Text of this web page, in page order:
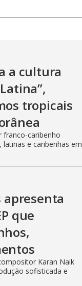
a cultura
tropicais
caribenho
e caribenhas em
apresenta
que
Karan Naik
sofisticada e